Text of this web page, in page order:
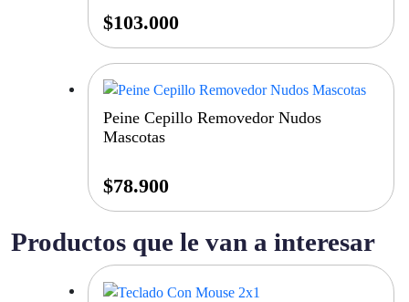
$103.000
Peine Cepillo Removedor Nudos
Mascotas
$78.900
Productos que le van a interesar